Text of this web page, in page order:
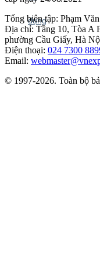
Tổng biên tập: Phạm
Địa chỉ: Tầng 10, Tòa A
phường Cầu Giấy, Hà
Điện thoại: 024 7300
Email:
© 1997-2026. Toàn bộ